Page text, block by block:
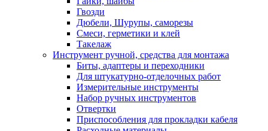
Гвозди
Дюбели, Шурупы, саморезы
Смеси, герметики и клей
Такелаж
Инструмент ручной, средства для монтажа
Биты, адаптеры и переходники
Для штукатурно-отделочных работ
Измерительные инструменты
Набор ручных инструментов
Отвертки
Приспособления для прокладки кабеля